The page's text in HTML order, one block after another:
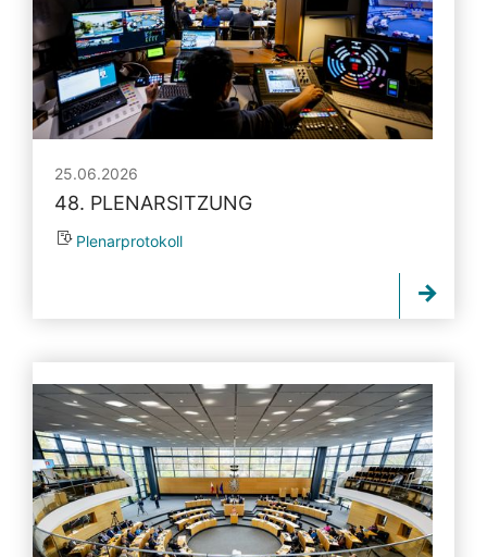
25.06.2026
48. PLENARSITZUNG
Plenarprotokoll